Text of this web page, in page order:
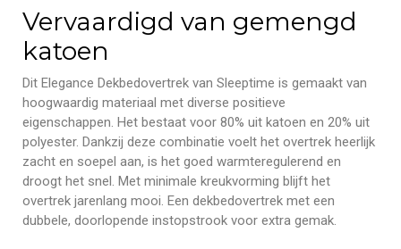
Vervaardigd van gemengd
katoen
Dit Elegance Dekbedovertrek van Sleeptime is gemaakt van
hoogwaardig materiaal met diverse positieve
eigenschappen. Het bestaat voor 80% uit katoen en 20% uit
polyester. Dankzij deze combinatie voelt het overtrek heerlijk
zacht en soepel aan, is het goed warmteregulerend en
droogt het snel. Met minimale kreukvorming blijft het
overtrek jarenlang mooi. Een dekbedovertrek met een
dubbele, doorlopende instopstrook voor extra gemak.